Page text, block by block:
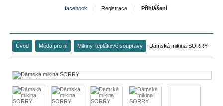
facebook Registrace Přihlášení
Úvod Móda pro ni Mikiny, teplákové soupravy Dámská mikina SORRY